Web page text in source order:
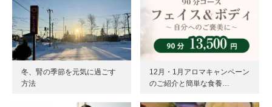
冬、腎の季節を元気に過ごす
方法
12月・1月アロマキャンペーン
のご紹介と簡単な食養…